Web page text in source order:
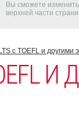
FAQ
с TOEFL и другими
И
Вы сможете
верхней части